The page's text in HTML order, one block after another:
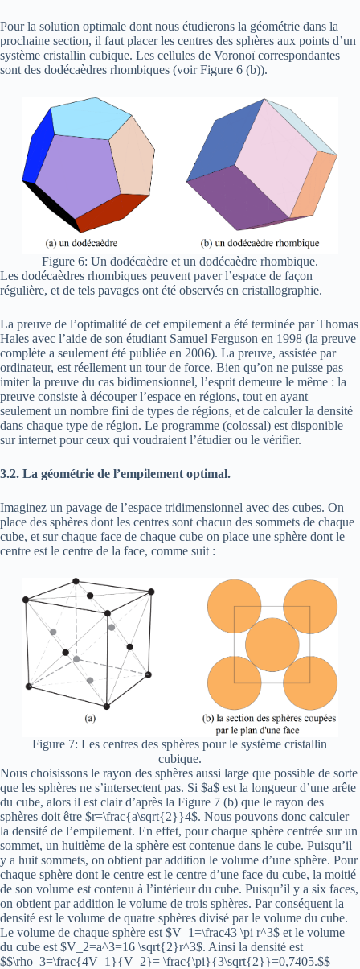
Pour la solution optimale dont nous étudierons la géométrie dans la
prochaine section, il faut placer les centres des sphères aux points d’un
système cristallin cubique. Les cellules de Voronoï correspondantes
sont des dodécaèdres rhombiques (voir Figure 6 (b)).
Figure 6: Un dodécaèdre et un dodécaèdre rhombique.
Les dodécaèdres rhombiques peuvent paver l’espace de façon
régulière, et de tels pavages ont été observés en cristallographie.
La preuve de l’optimalité de cet empilement a été terminée par Thomas
Hales avec l’aide de son étudiant Samuel Ferguson en 1998 (la preuve
complète a seulement été publiée en 2006). La preuve, assistée par
ordinateur, est réellement un tour de force. Bien qu’on ne puisse pas
imiter la preuve du cas bidimensionnel, l’esprit demeure le même : la
preuve consiste à découper l’espace en régions, tout en ayant
seulement un nombre fini de types de régions, et de calculer la densité
dans chaque type de région. Le programme (colossal) est disponible
sur internet pour ceux qui voudraient l’étudier ou le vérifier.
3.2. La géométrie de l’empilement optimal.
Imaginez un pavage de l’espace tridimensionnel avec des cubes. On
place des sphères dont les centres sont chacun des sommets de chaque
cube, et sur chaque face de chaque cube on place une sphère dont le
centre est le centre de la face, comme suit :
Figure 7: Les centres des sphères pour le système cristallin
cubique.
Nous choisissons le rayon des sphères aussi large que possible de sorte
que les sphères ne s’intersectent pas. Si $a$ est la longueur d’une arête
du cube, alors il est clair d’après la Figure 7 (b) que le rayon des
sphères doit être $r=\frac{a\sqrt{2}}4$. Nous pouvons donc calculer
la densité de l’empilement. En effet, pour chaque sphère centrée sur un
sommet, un huitième de la sphère est contenue dans le cube. Puisqu’il
y a huit sommets, on obtient par addition le volume d’une sphère. Pour
chaque sphère dont le centre est le centre d’une face du cube, la moitié
de son volume est contenu à l’intérieur du cube. Puisqu’il y a six faces,
on obtient par addition le volume de trois sphères. Par conséquent la
densité est le volume de quatre sphères divisé par le volume du cube.
Le volume de chaque sphère est $V_1=\frac43 \pi r^3$ et le volume
du cube est $V_2=a^3=16 \sqrt{2}r^3$. Ainsi la densité est
$$\rho_3=\frac{4V_1}{V_2}= \frac{\pi}{3\sqrt{2}}=0,7405.$$